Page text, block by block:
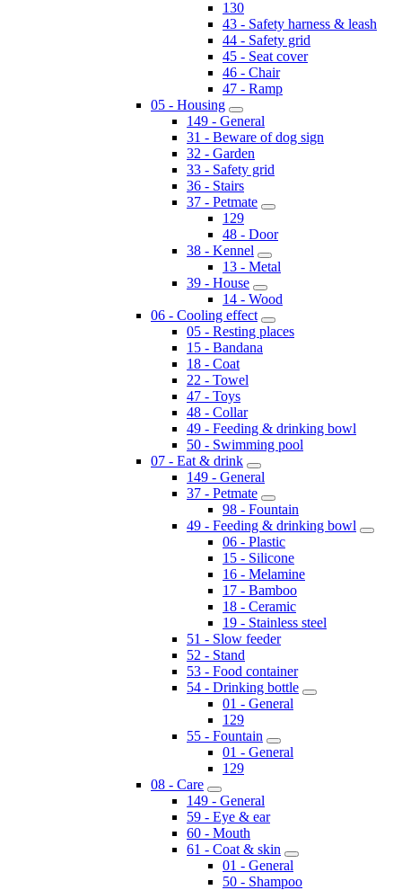
130
43 - Safety harness & leash
44 - Safety grid
45 - Seat cover
46 - Chair
47 - Ramp
05 - Housing
149 - General
31 - Beware of dog sign
32 - Garden
33 - Safety grid
36 - Stairs
37 - Petmate
129
48 - Door
38 - Kennel
13 - Metal
39 - House
14 - Wood
06 - Cooling effect
05 - Resting places
15 - Bandana
18 - Coat
22 - Towel
47 - Toys
48 - Collar
49 - Feeding & drinking bowl
50 - Swimming pool
07 - Eat & drink
149 - General
37 - Petmate
98 - Fountain
49 - Feeding & drinking bowl
06 - Plastic
15 - Silicone
16 - Melamine
17 - Bamboo
18 - Ceramic
19 - Stainless steel
51 - Slow feeder
52 - Stand
53 - Food container
54 - Drinking bottle
01 - General
129
55 - Fountain
01 - General
129
08 - Care
149 - General
59 - Eye & ear
60 - Mouth
61 - Coat & skin
01 - General
50 - Shampoo